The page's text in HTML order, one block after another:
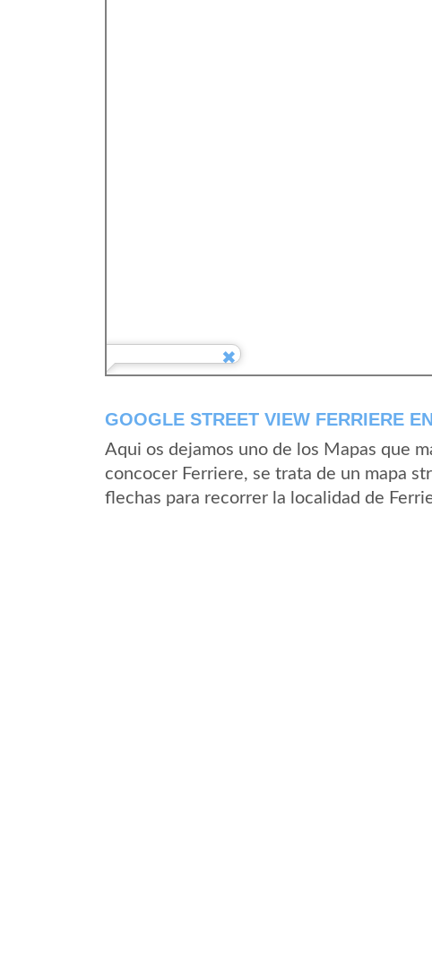
GOOGLE STREET VIEW FERRIERE
Aqui os dejamos uno de los Mapas que
concocer Ferriere, se trata de un mapa
flechas para recorrer la localidad de